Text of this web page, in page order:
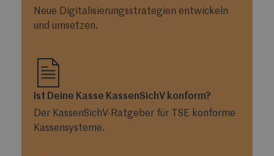
Neue Digitalisierungsstrategien entwickeln
und umsetzen.
Ist Deine Kasse KassenSichV konform?
Der KassenSichV-Ratgeber für TSE konforme
Kassensysteme.